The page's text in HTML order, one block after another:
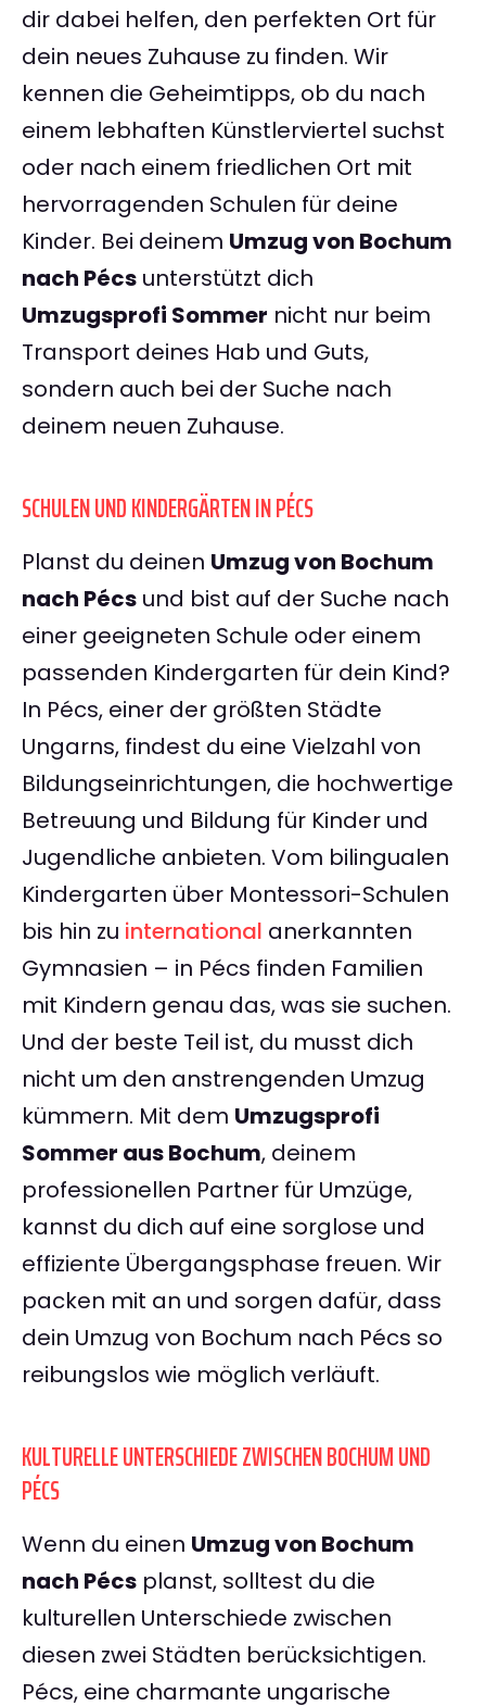
dir dabei helfen, den perfekten Ort für
dein neues Zuhause zu finden. Wir
kennen die Geheimtipps, ob du nach
einem lebhaften Künstlerviertel suchst
oder nach einem friedlichen Ort mit
hervorragenden Schulen für deine
Kinder. Bei deinem Umzug von Bochum
nach Pécs unterstützt dich
Umzugsprofi Sommer nicht nur beim
Transport deines Hab und Guts,
sondern auch bei der Suche nach
deinem neuen Zuhause.
SCHULEN UND KINDERGÄRTEN IN PÉCS
Planst du deinen Umzug von Bochum
nach Pécs und bist auf der Suche nach
einer geeigneten Schule oder einem
passenden Kindergarten für dein Kind?
In Pécs, einer der größten Städte
Ungarns, findest du eine Vielzahl von
Bildungseinrichtungen, die hochwertige
Betreuung und Bildung für Kinder und
Jugendliche anbieten. Vom bilingualen
Kindergarten über Montessori-Schulen
bis hin zu international anerkannten
Gymnasien – in Pécs finden Familien
mit Kindern genau das, was sie suchen.
Und der beste Teil ist, du musst dich
nicht um den anstrengenden Umzug
kümmern. Mit dem Umzugsprofi
Sommer aus Bochum, deinem
professionellen Partner für Umzüge,
kannst du dich auf eine sorglose und
effiziente Übergangsphase freuen. Wir
packen mit an und sorgen dafür, dass
dein Umzug von Bochum nach Pécs so
reibungslos wie möglich verläuft.
KULTURELLE UNTERSCHIEDE ZWISCHEN BOCHUM UND
PÉCS
Wenn du einen Umzug von Bochum
nach Pécs planst, solltest du die
kulturellen Unterschiede zwischen
diesen zwei Städten berücksichtigen.
Pécs, eine charmante ungarische